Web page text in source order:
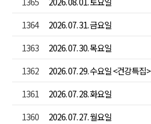
1364
2026. 07. 31. 금요일
1363
2026. 07. 30. 목요일
1362
2026. 07. 29. 수요일 <건강특집>
1361
2026. 07. 28. 화요일
1360
2026. 07. 27. 월요일